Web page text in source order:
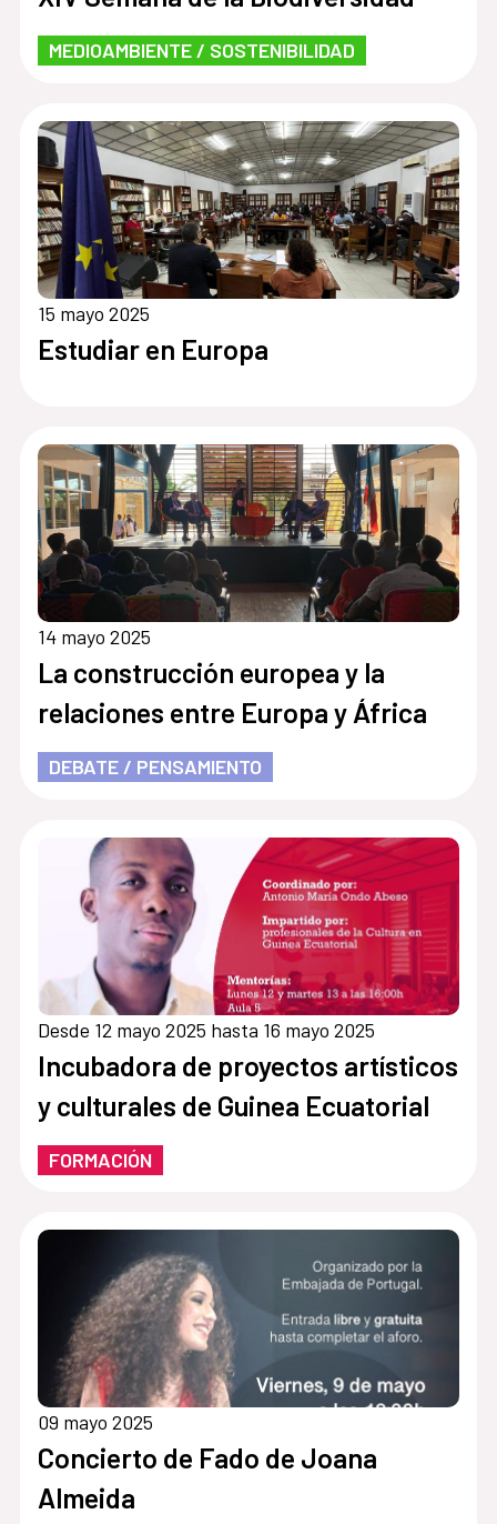
MEDIOAMBIENTE / SOSTENIBILIDAD
15 mayo 2025
Estudiar en Europa
14 mayo 2025
La construcción europea y la
relaciones entre Europa y África
DEBATE / PENSAMIENTO
Desde 12 mayo 2025 hasta 16 mayo 2025
Incubadora de proyectos artísticos
y culturales de Guinea Ecuatorial
FORMACIÓN
09 mayo 2025
Concierto de Fado de Joana
Almeida